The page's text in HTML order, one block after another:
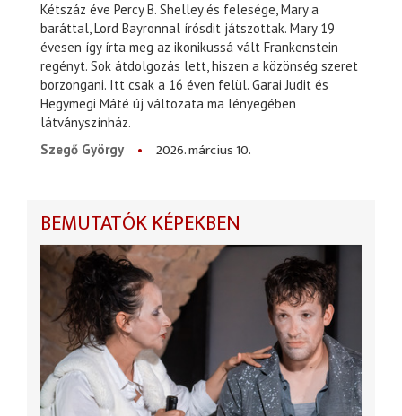
Kétszáz éve Percy B. Shelley és felesége, Mary a
baráttal, Lord Bayronnal írósdit játszottak. Mary 19
évesen így írta meg az ikonikussá vált Frankenstein
regényt. Sok átdolgozás lett, hiszen a közönség szeret
borzongani. Itt csak a 16 éven felül. Garai Judit és
Hegymegi Máté új változata ma lényegében
látványszínház.
Szegő György
2026. március 10.
BEMUTATÓK KÉPEKBEN